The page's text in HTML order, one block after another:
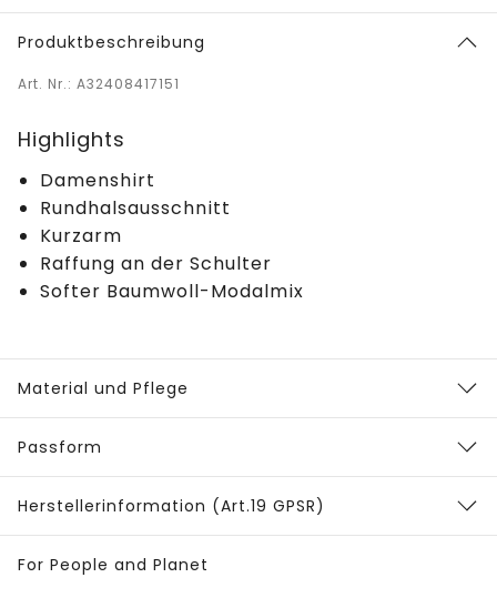
Produktbeschreibung
Art. Nr.: A32408417151
Highlights
Damenshirt
Rundhalsausschnitt
Kurzarm
Raffung an der Schulter
Softer Baumwoll-Modalmix
Material und Pflege
Passform
Herstellerinformation (Art.19 GPSR)
For People and Planet